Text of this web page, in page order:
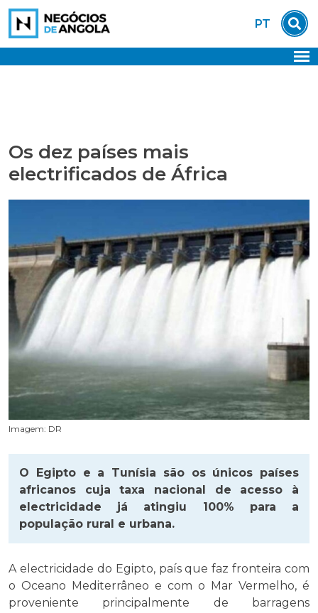
Skip
content
PT
Os dez países mais
electrificados de África
Imagem: DR
O Egipto e a Tunísia são os únicos países
africanos cuja taxa nacional de acesso à
electricidade já atingiu 100% para a
população rural e urbana.
A electricidade do Egipto, país que faz fronteira com
o Oceano Mediterrâneo e com o Mar Vermelho, é
proveniente principalmente de barragens